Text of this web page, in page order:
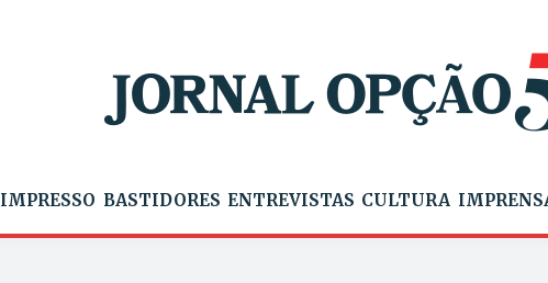
IMPRESSO BASTIDORES ENTREVISTAS CULTURA